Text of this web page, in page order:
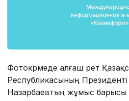
Фотокөрмеде алғаш рет
Республикасының
Назарбаевтың жұмыс барысы